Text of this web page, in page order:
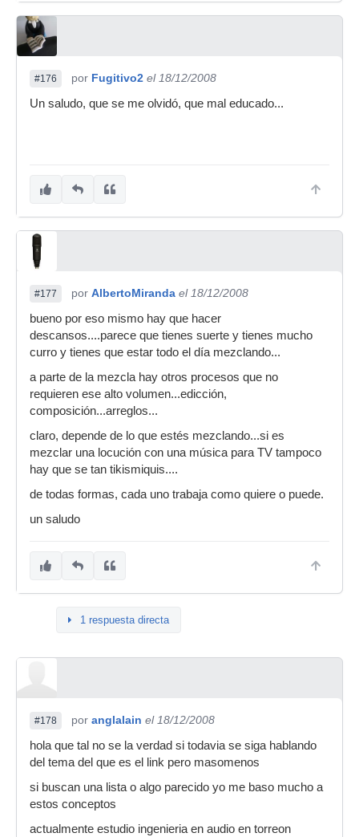
#176 por Fugitivo2 el 18/12/2008
Un saludo, que se me olvidó, que mal educado...
#177 por AlbertoMiranda el 18/12/2008
bueno por eso mismo hay que hacer
descansos....parece que tienes suerte y tienes mucho
curro y tienes que estar todo el día mezclando...
a parte de la mezcla hay otros procesos que no
requieren ese alto volumen...edicción,
composición...arreglos...
claro, depende de lo que estés mezclando...si es
mezclar una locución con una música para TV tampoco
hay que se tan tikismiquis....
de todas formas, cada uno trabaja como quiere o puede.
un saludo
1 respuesta directa
#178 por anglalain el 18/12/2008
hola que tal no se la verdad si todavia se siga hablando
del tema del que es el link pero masomenos
si buscan una lista o algo parecido yo me baso mucho a
estos conceptos
actualmente estudio ingenieria en audio en torreon